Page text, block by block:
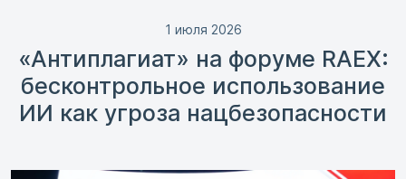
1 июля 2026
«Антиплагиат» на форуме RAEX:
бесконтрольное использование
ИИ как угроза нацбезопасности